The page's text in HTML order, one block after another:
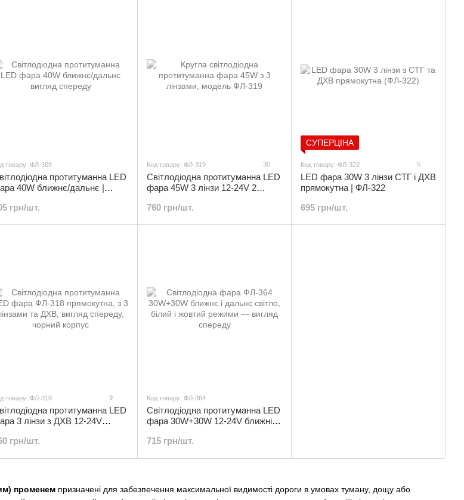
променем призначені для забезпечення максимальної видимості дороги в умовах туману, дощу або
товару: ФЛ-309
протитуманна LED
40W ближнє/дальнє |
грн/шт.
Код товару: ФЛ-319 30
Світлодіодна протитуманна LED
фара 45W 3 лінзи 12-24V 2
760 грн/шт.
СУПЕРЦІНА
Код товару: ФЛ-322 5
LED фара 30W 3 лінзи СТГ і ДХВ
прямокутна | ФЛ-322
695 грн/шт.
товару: ФЛ-318 9
протитуманна LED
3 лінзи з ДХВ 12-24V
грн/шт.
Код товару: ФЛ-364
Світлодіодна протитуманна LED
фара 30W+30W 12-24V ближній/
715 грн/шт.